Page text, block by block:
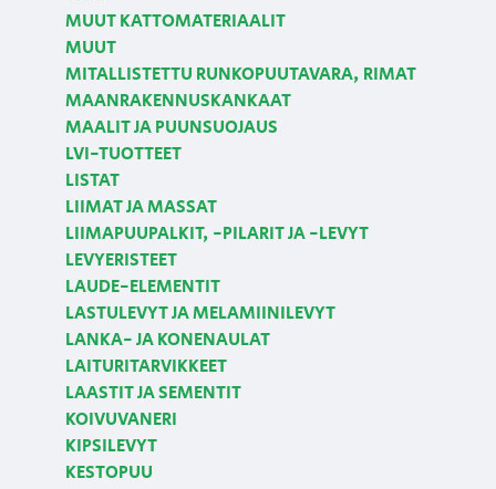
MUUT KATTOMATERIAALIT
MUUT
MITALLISTETTU RUNKOPUUTAVARA, RIMAT
MAANRAKENNUSKANKAAT
MAALIT JA PUUNSUOJAUS
LVI-TUOTTEET
LISTAT
LIIMAT JA MASSAT
LIIMAPUUPALKIT, -PILARIT JA -LEVYT
LEVYERISTEET
LAUDE-ELEMENTIT
LASTULEVYT JA MELAMIINILEVYT
LANKA- JA KONENAULAT
LAITURITARVIKKEET
LAASTIT JA SEMENTIT
KOIVUVANERI
KIPSILEVYT
KESTOPUU